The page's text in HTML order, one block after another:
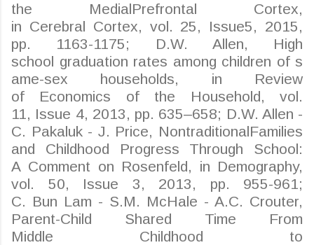
the MedialPrefrontal Cortex,
in Cerebral Cortex, vol. 25, Issue5, 2015,
pp. 1163-1175; D.W. Allen, High
school graduation rates among children of s
ame-sex households, in Review
of Economics of the Household, vol.
11, Issue 4, 2013, pp. 635–658; D.W. Allen -
C. Pakaluk- J. Price, NontraditionalFamilies
and Childhood Progress Through School:
A Comment on Rosenfeld, in Demography,
vol. 50, Issue 3, 2013, pp. 955-961;
C. Bun Lam - S.M. McHale - A.C. Crouter,
Parent-Child Shared Time From
Middle Childhood to